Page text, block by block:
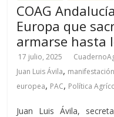
COAG
Europa que
armarse hasta
17 julio, 2025
Juan Luis Ávila, manifestación
europea, PAC, Política
Juan Luis Ávila,